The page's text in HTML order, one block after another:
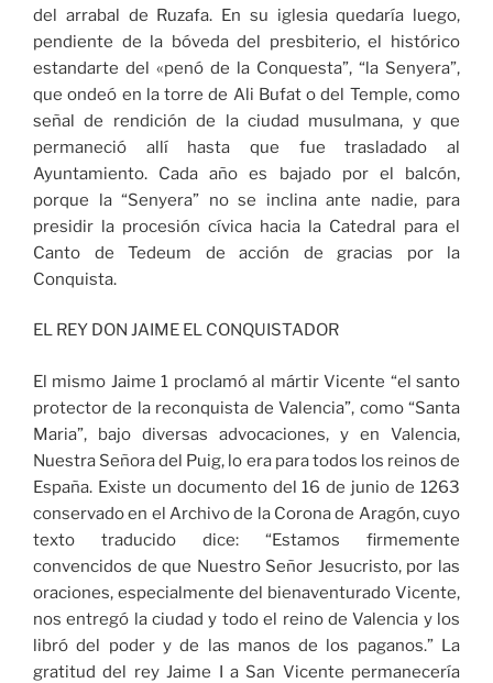
del arrabal de Ruzafa. En su iglesia quedaría luego,
pendiente de la bóveda del presbiterio, el histórico
estandarte del «penó de la Conquesta”, “la Senyera”,
que ondeó en la torre de Ali Bufat o del Temple, como
señal de rendición de la ciudad musulmana, y que
permaneció allí hasta que fue trasladado al
Ayuntamiento. Cada año es bajado por el balcón,
porque la “Senyera” no se inclina ante nadie, para
presidir la procesión cívica hacia la Catedral para el
Canto de Tedeum de acción de gracias por la
Conquista.
EL REY DON JAIME EL CONQUISTADOR
El mismo Jaime 1 proclamó al mártir Vicente “el santo
protector de la reconquista de Valencia”, como “Santa
Maria”, bajo diversas advocaciones, y en Valencia,
Nuestra Señora del Puig, lo era para todos los reinos de
España. Existe un documento del 16 de junio de 1263
conservado en el Archivo de la Corona de Aragón, cuyo
texto traducido dice: “Estamos firmemente
convencidos de que Nuestro Señor Jesucristo, por las
oraciones, especialmente del bienaventurado Vicente,
nos entregó la ciudad y todo el reino de Valencia y los
libró del poder y de las manos de los paganos.” La
gratitud del rey Jaime I a San Vicente permanecería